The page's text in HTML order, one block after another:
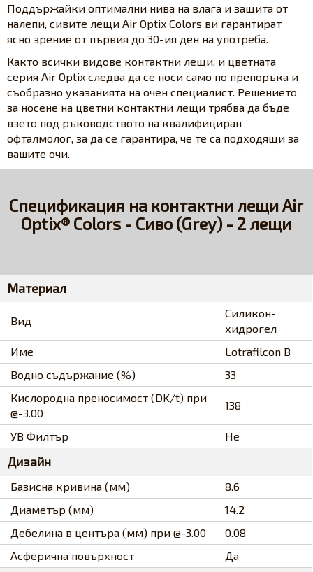
Поддържайки оптимални нива на влага и защита от
налепи, сивите лещи Air Optix Colors ви гарантират
ясно зрение от първия до 30-ия ден на употреба.
Както всички видове контактни лещи, и цветната
серия Air Optix следва да се носи само по препоръка и
съобразно указанията на очен специалист. Решението
за носене на цветни контактни лещи трябва да бъде
взето под ръководството на квалифициран
офталмолог, за да се гарантира, че те са подходящи за
вашите очи.
Спецификация на контактни лещи Air
Optix® Colors - Сиво (Grey) - 2 лещи
Материал
Вид
Силикон-
хидрогел
Име
Lotrafilcon B
Водно съдържание (%)
33
Кислородна преносимост (DK/t) при
@-3.00
138
УВ Филтър Не
Дизайн
Базисна кривина (мм)
8.6
Диаметър (мм)
14.2
Дебелина в центъра (мм) при @-3.00
0.08
Асферична повърхност
Да